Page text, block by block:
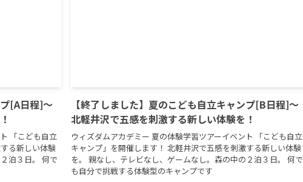
[A日程]〜
「こども自立
る新しい体験
泊３日。 何で
【終了しました】夏のこども自立キャンプ[B日程]〜
北軽井沢で五感を刺激する新しい体験を！
ウィズダムアカデミー 夏の体験学習ツアーイベント 「こども自立
キャンプ」を開催します！ 北軽井沢で五感を刺激する新しい体験
を。 親なし、テレビなし、ゲームなし。森の中の２泊３日。 何で
も自分で挑戦する体験型のキャンプです